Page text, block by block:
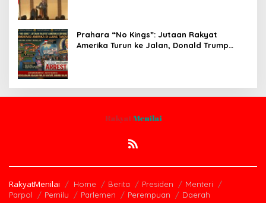
Prahara “No Kings”: Jutaan Rakyat
Amerika Turun ke Jalan, Donald Trump
RakyatMenilai Home Berita Presiden
Menteri
Parpol
Pemilu Parlemen Perempuan Daerah